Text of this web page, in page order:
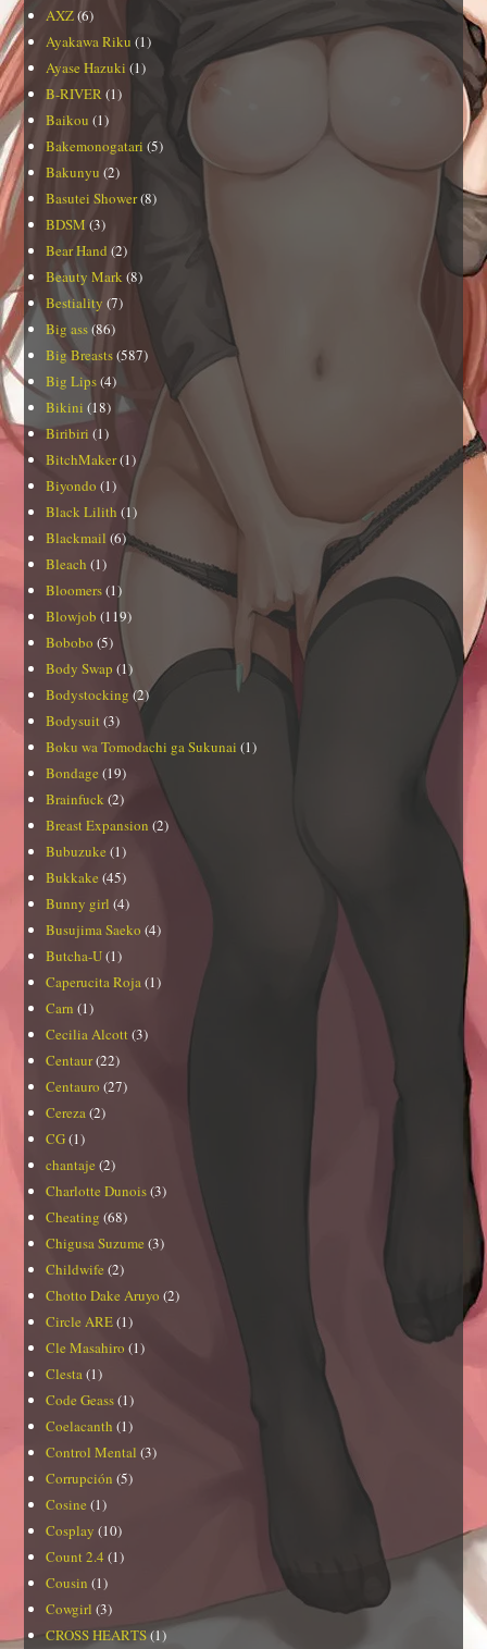
AXZ(6)
Ayakawa Riku (1)
Ayase Hazuki (1)
B-RIVER(1)
Baikou (1)
Bakemonogatari (5)
Bakunyu (2)
Basutei Shower(8)
BDSM (3)
Bear Hand (2)
Beauty Mark(8)
Bestiality (7)
Big ass(86)
Big Breasts(587)
Big Lips(4)
Bikini (18)
Biribiri (1)
BitchMaker(1)
Biyondo (1)
Black Lilith (1)
Blackmail (6)
Bleach (1)
Bloomers(1)
Blowjob (119)
Bobobo (5)
Body Swap (1)
Bodystocking (2)
Bodysuit (3)
Boku wa Tomodachi ga Sukunai (1)
Bondage (19)
Brainfuck (2)
Breast Expansion (2)
Bubuzuke (1)
Bukkake (45)
Bunny girl (4)
Busujima Saeko (4)
Butcha-U(1)
Caperucita Roja(1)
Carn (1)
Cecilia Alcott(3)
Centaur(22)
Centauro (27)
Cereza(2)
CG(1)
chantaje (2)
Charlotte Dunois(3)
Cheating (68)
Chigusa Suzume (3)
Childwife (2)
Chotto Dake Aruyo (2)
Circle ARE(1)
Cle Masahiro (1)
Clesta(1)
Code Geass(1)
Coelacanth (1)
Control Mental (3)
Corrupción (5)
Cosine (1)
Cosplay (10)
Count 2.4 (1)
Cousin (1)
Cowgirl (3)
CROSS HEARTS(1)